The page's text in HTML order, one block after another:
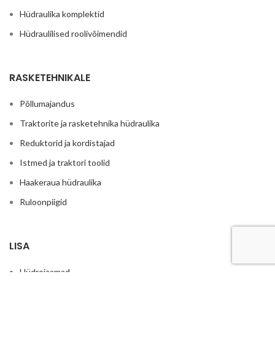
Hüdraulika komplektid
Hüdraulilised roolivõimendid
RASKETEHNIKALE
Põllumajandus
Traktorite ja rasketehnika hüdraulika
Reduktorid ja kordistajad
Istmed ja traktori toolid
Haakeraua hüdraulika
Ruloonpiigid
LISA
Hüdrojaamad